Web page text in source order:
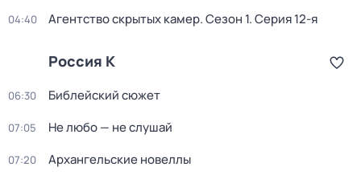
04:40 Агентство скрытых камер. Сезон 1. Серия 12-я
Россия К
06:30 Библейский сюжет
07:05 Не любо — не слушай
07:20 Архангельские новеллы